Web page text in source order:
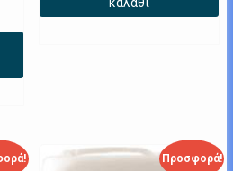
Προσφορά!